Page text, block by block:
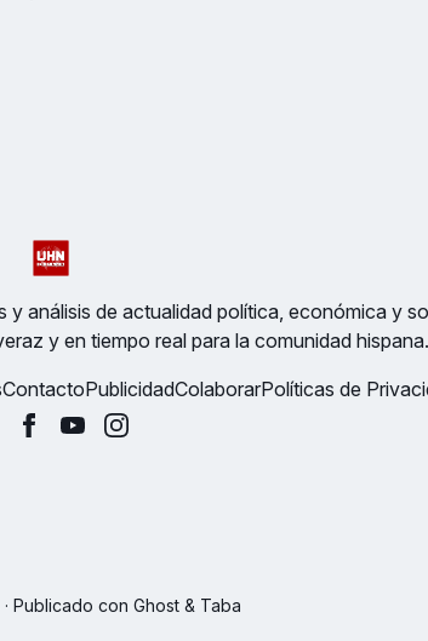
y análisis de actualidad política, económica y
y en tiempo real para la comunidad hispana.
ContactoPublicidadColaborarPolíticas de
Publicado con Ghost & Taba